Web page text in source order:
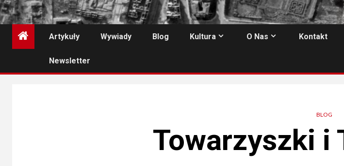
Artykuły Wywiady Blog Kultura O Nas Kontakt
Newsletter
BLOG
Towarzyszki i